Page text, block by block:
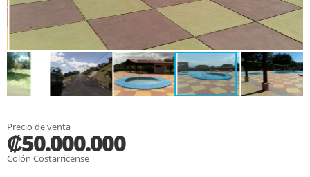
Precio de venta
₡50.000.000
Colón Costarricense